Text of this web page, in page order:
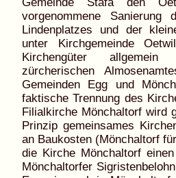
vorgenommene
Lindenplatzes und der
unter Kirchgemeinde
Kirchengüter
zürcherischen
Gemeinden Egg und
faktische Trennung des
Filialkirche Mönchaltorf wird
Prinzip gemeinsames
an Baukosten (Mönchaltorf
die Kirche Mönchaltorf
Mönchaltorfer